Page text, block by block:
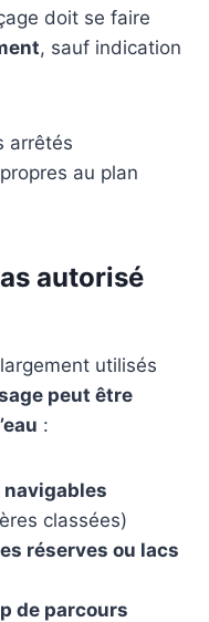
doit se faire
, sauf indication
arrêtés
au plan
autorisé
utilisés
peut être
:
classées)
réserves ou lacs
de parcours